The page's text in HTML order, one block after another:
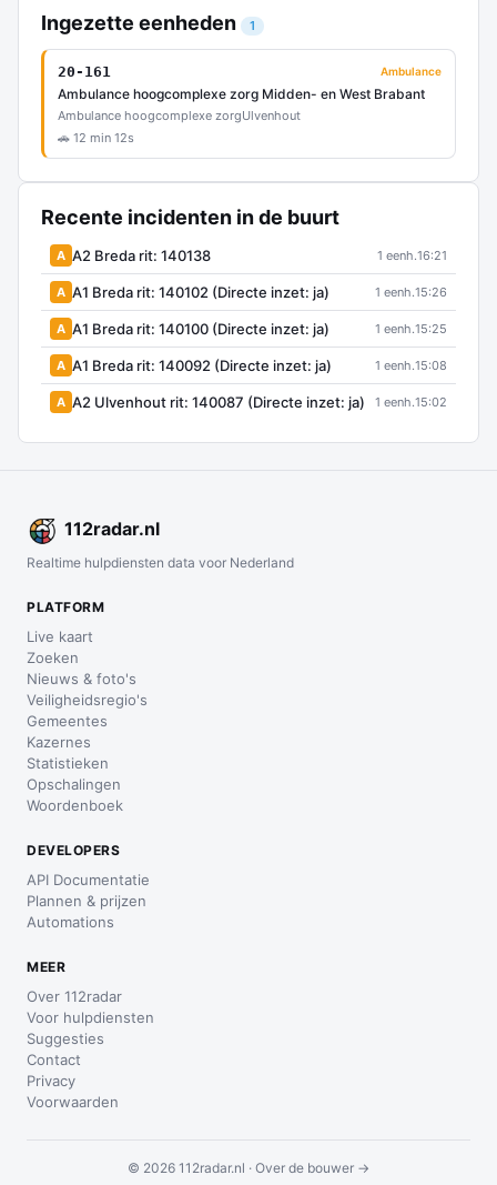
Ingezette eenheden 1
20-161 Ambulance
Ambulance hoogcomplexe zorg Midden- en West Brabant
Ambulance hoogcomplexe zorgUlvenhout
🚗 12 min 12s
Recente incidenten in de buurt
A A2 Breda rit: 140138 1 eenh.16:21
A A1 Breda rit: 140102 (Directe inzet: ja) 1 eenh.15:26
A A1 Breda rit: 140100 (Directe inzet: ja) 1 eenh.15:25
A A1 Breda rit: 140092 (Directe inzet: ja) 1 eenh.15:08
A A2 Ulvenhout rit: 140087 (Directe inzet: ja) 1 eenh.15:02
112radar.nl
Realtime hulpdiensten data voor Nederland
PLATFORM
Live kaart
Zoeken
Nieuws & foto's
Veiligheidsregio's
Gemeentes
Kazernes
Statistieken
Opschalingen
Woordenboek
DEVELOPERS
API Documentatie
Plannen & prijzen
Automations
MEER
Over 112radar
Voor hulpdiensten
Suggesties
Contact
Privacy
Voorwaarden
© 2026 112radar.nl · Over de bouwer →